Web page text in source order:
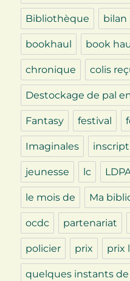
Bibliothèque bilan
bookhaul book
chronique colis
Destockage de pal
Fantasy festival
Imaginales
jeunesse lc
le mois de Ma
ocdc partenariat
policier prix prix
quelques instants